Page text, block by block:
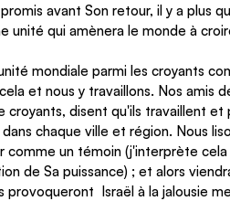
avant Son retour, il y a plus
unité qui amènera le monde à
mondiale parmi les croyants
et nous y travaillons. Nos amis
croyants, disent qu'ils travaillent
chaque ville et région. Nous
comme un témoin (j'interprète
de Sa puissance) ; et alors
provoqueront  Israël à la jalousie